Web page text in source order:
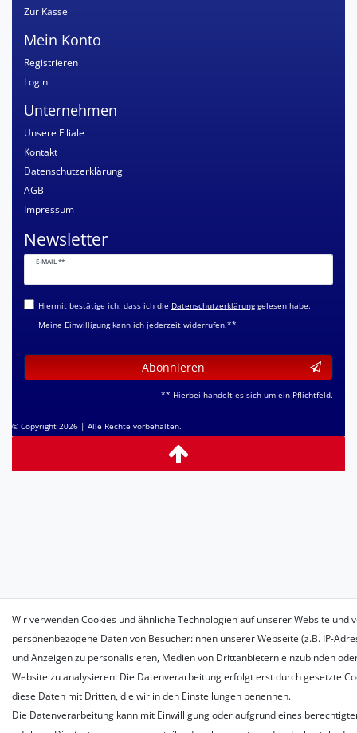
Zur Kasse
Mein Konto
Registrieren
Login
Unternehmen
Unsere Filiale
Kontakt
Datenschutzerklärung
AGB
Impressum
Newsletter
E-MAIL **
Newsletter
Honig
Hiermit bestätige ich, dass ich die Daten­schutz­erklärunggelesen habe.
Meine Einwilligung kann ich jederzeit widerrufen.**
Abonnieren
** Hierbei handelt es sich um ein Pflichtfeld.
© Copyright 2026 | Alle Rechte vorbehalten.
Wir verwenden Cookies und ähnliche Technologien auf unserer Website und
personenbezogene Daten von Besucher:innen unserer Webseite (z.B. IP-
und Anzeigen zu personalisieren, Medien von Drittanbietern einzubinden
Website zu analysieren. Die Datenverarbeitung erfolgt erst durch gesetzte
diese Daten mit Dritten, die wir in den Einstellungen benennen.
Die Datenverarbeitung kann mit Einwilligung oder aufgrund eines